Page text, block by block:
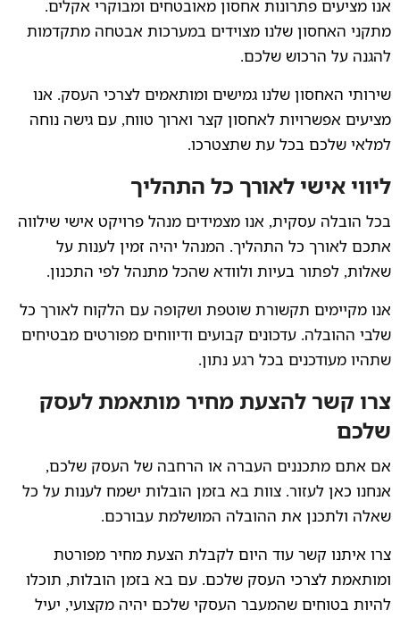
אנו מציעים פתרונות אחסון מאובטחים ומבוקרי אקלים.
מתקני האחסון שלנו מצוידים במערכות אבטחה מתקדמות
להגנה על הרכוש שלכם.
שירותי האחסון שלנו גמישים ומותאמים לצרכי העסק. אנו
מציעים אפשרויות לאחסון קצר וארוך טווח, עם גישה נוחה
למלאי שלכם בכל עת שתצטרכו.
ליווי אישי לאורך כל התהליך
בכל הובלה עסקית, אנו מצמידים מנהל פרויקט אישי שילווה
אתכם לאורך כל התהליך. המנהל יהיה זמין לענות על
שאלות, לפתור בעיות ולוודא שהכל מתנהל לפי התכנון.
אנו מקיימים תקשורת שוטפת ושקופה עם הלקוח לאורך כל
שלבי ההובלה. עדכונים קבועים ודיווחים מפורטים מבטיחים
שתהיו מעודכנים בכל רגע נתון.
צרו קשר להצעת מחיר מותאמת לעסק
שלכם
אם אתם מתכננים העברה או הרחבה של העסק שלכם,
אנחנו כאן לעזור. צוות בא בזמן הובלות ישמח לענות על כל
שאלה ולתכנן את ההובלה המושלמת עבורכם.
צרו איתנו קשר עוד היום לקבלת הצעת מחיר מפורטת
ומותאמת לצרכי העסק שלכם. עם בא בזמן הובלות, תוכלו
להיות בטוחים שהמעבר העסקי שלכם יהיה מקצועי, יעיל